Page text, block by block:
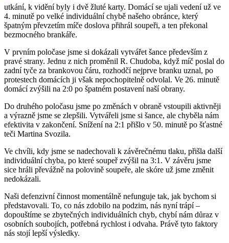
utkání, k vidění byly i dvě žluté karty. Domácí se ujali vedení už ve
4. minutě po velké individuální chybě našeho obránce, který
špatným převzetím míče doslova přihrál soupeři, a ten překonal
bezmocného brankáře.
V prvním poločase jsme si dokázali vytvářet šance především z
pravé strany. Jednu z nich proměnil R. Chudoba, když míč poslal do
zadní tyče za brankovou čáru, rozhodčí nejprve branku uznal, po
protestech domácích ji však nepochopitelně odvolal. Ve 26. minutě
domácí zvýšili na 2:0 po špatném postavení naší obrany.
Do druhého poločasu jsme po změnách v obraně vstoupili aktivněji
a výrazně jsme se zlepšili. Vytvářeli jsme si šance, ale chyběla nám
efektivita v zakončení. Snížení na 2:1 přišlo v 50. minutě po šťastné
teči Martina Svozila.
Ve chvíli, kdy jsme se nadechovali k závěrečnému tlaku, přišla další
individuální chyba, po které soupeř zvýšil na 3:1. V závěru jsme
sice hráli převážně na polovině soupeře, ale skóre už jsme změnit
nedokázali.
Naši defenzivní činnost momentálně nefunguje tak, jak bychom si
představovali. To, co nás zdobilo na podzim, nás nyní trápí –
dopouštíme se zbytečných individuálních chyb, chybí nám důraz v
osobních soubojích, potřebná rychlost i odvaha. Právě tyto faktory
nás stojí lepší výsledky.